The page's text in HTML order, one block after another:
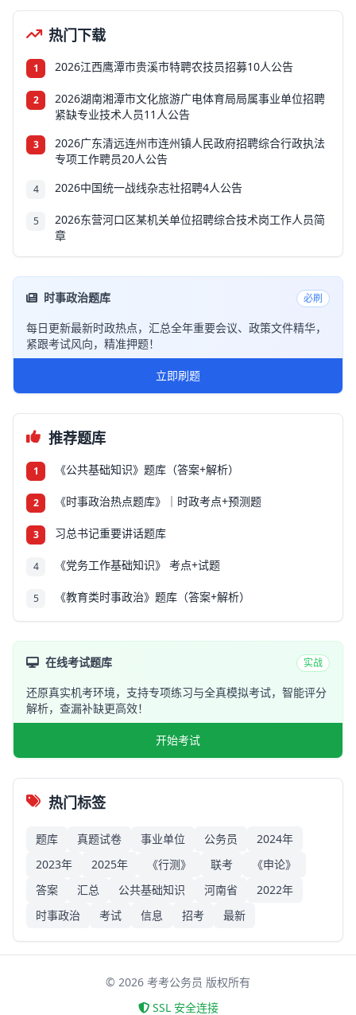
热门下载
1 2026江西鹰潭市贵溪市特聘农技员招募10人公告
2
2026湖南湘潭市文化旅游广电体育局局属事业单位招聘
紧缺专业技术人员11人公告
3
2026广东清远连州市连州镇人民政府招聘综合行政执法
专项工作聘员20人公告
4 2026中国统一战线杂志社招聘4人公告
5
2026东营河口区某机关单位招聘综合技术岗工作人员简
章
时事政治题库 必刷
每日更新最新时政热点，汇总全年重要会议、政策文件精华，
紧跟考试风向，精准押题！
立即刷题
推荐题库
1 《公共基础知识》题库（答案+解析）
2 《时事政治热点题库》｜时政考点+预测题
3 习总书记重要讲话题库
4 《党务工作基础知识》 考点+试题
5 《教育类时事政治》题库（答案+解析）
在线考试题库 实战
还原真实机考环境，支持专项练习与全真模拟考试，智能评分
解析，查漏补缺更高效！
开始考试
热门标签
题库 真题试卷 事业单位 公务员
2024年
2023年
2025年 《行测》 联考
《申论》
答案
汇总 公共基础知识 河南省
2022年
时事政治
考试 信息 招考 最新
© 2026 考考公务员 版权所有
SSL 安全连接